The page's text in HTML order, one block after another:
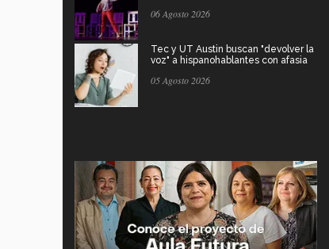
06 Agosto 2026
Tec y UT Austin buscan "devolver la
voz" a hispanohablantes con afasia
05 Agosto 2026